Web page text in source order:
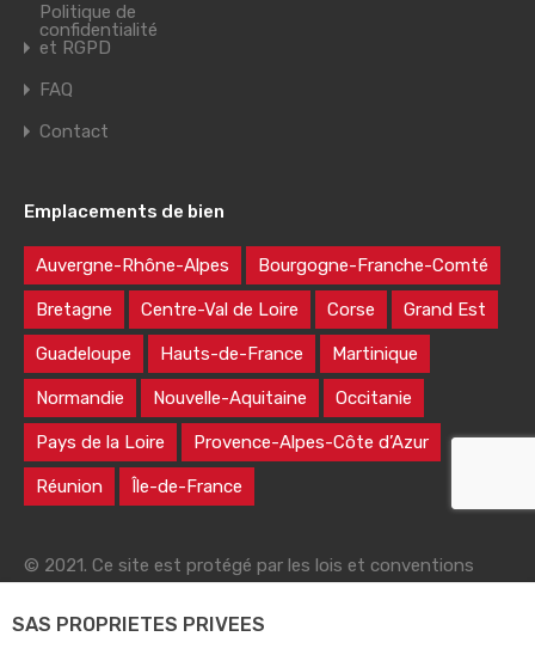
Politique de
confidentialité
et RGPD
FAQ
Contact
Emplacements de bien
Auvergne-Rhône-Alpes Bourgogne-Franche-Comté
Bretagne Centre-Val de Loire Corse Grand Est
Guadeloupe Hauts-de-France Martinique
Normandie Nouvelle-Aquitaine Occitanie
Pays de la Loire Provence-Alpes-Côte d’Azur
Réunion Île-de-France
© 2021. Ce site est protégé par les lois et conventions
SAS PROPRIETES PRIVEES